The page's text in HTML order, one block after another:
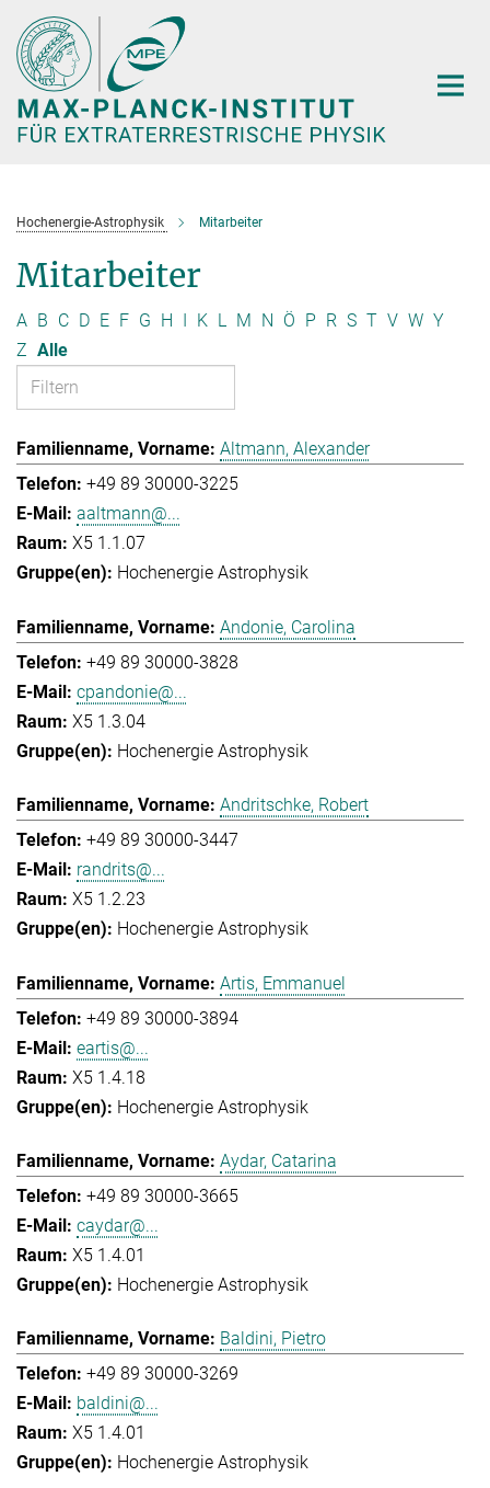
Hauptinhalt
Hochenergie-Astrophysik Mitarbeiter
Mitarbeiter
A B C D E F G H I K L M N Ö P R S T V W Y
Z Alle
Altmann, Alexander
+49 89 30000-3225
aaltmann@...
X5 1.1.07
Hochenergie Astrophysik
Andonie, Carolina
+49 89 30000-3828
cpandonie@...
X5 1.3.04
Hochenergie Astrophysik
Andritschke, Robert
+49 89 30000-3447
randrits@...
X5 1.2.23
Hochenergie Astrophysik
Artis, Emmanuel
+49 89 30000-3894
eartis@...
X5 1.4.18
Hochenergie Astrophysik
Aydar, Catarina
+49 89 30000-3665
caydar@...
X5 1.4.01
Hochenergie Astrophysik
Baldini, Pietro
+49 89 30000-3269
baldini@...
X5 1.4.01
Hochenergie Astrophysik